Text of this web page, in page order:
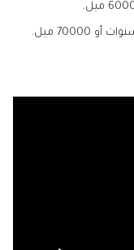
ميل.